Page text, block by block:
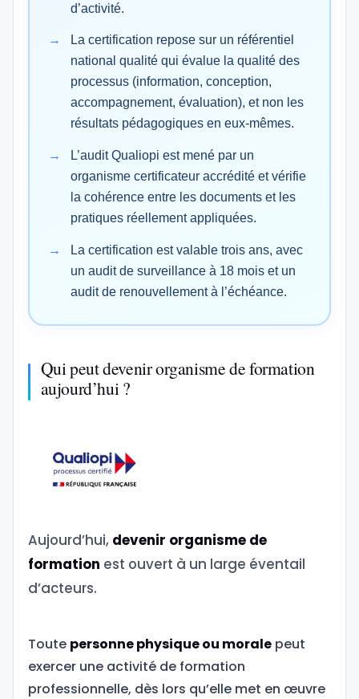
d’activité.
La certification repose sur un référentiel
national qualité qui évalue la qualité des
processus (information, conception,
accompagnement, évaluation), et non les
résultats pédagogiques en eux-mêmes.
L’audit Qualiopi est mené par un
organisme certificateur accrédité et vérifie
la cohérence entre les documents et les
pratiques réellement appliquées.
La certification est valable trois ans, avec
un audit de surveillance à 18 mois et un
audit de renouvellement à l’échéance.
Qui peut devenir organisme de formation
aujourd’hui ?
Aujourd’hui, devenir organisme de
formation est ouvert à un large éventail
d’acteurs.
Toute personne physique ou moralepeut
exercer une activité de formation
professionnelle, dès lors qu’elle met en œuvre